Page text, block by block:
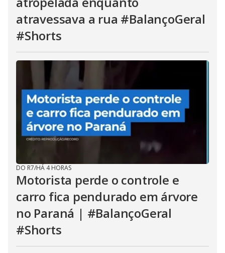
atravessava a rua #BalançoGeral
#Shorts
DO R7/HÁ 4 HORAS
Motorista perde o controle e
carro fica pendurado em árvore
no Paraná | #BalançoGeral
#Shorts